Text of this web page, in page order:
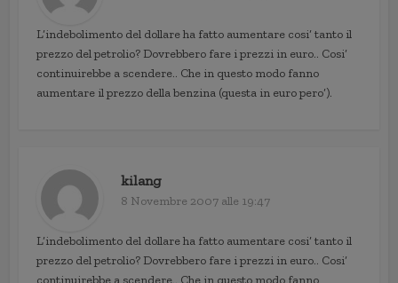
L’indebolimento del dollare ha fatto aumentare cosi’ tanto il
prezzo del petrolio? Dovrebbero fare i prezzi in euro.. Cosi’
continuirebbe a scendere.. Che in questo modo fanno
aumentare il prezzo della benzina (questa in euro pero’).
kilang
8 Novembre 2007 alle 19:47
L’indebolimento del dollare ha fatto aumentare cosi’ tanto il
prezzo del petrolio? Dovrebbero fare i prezzi in euro.. Cosi’
continuirebbe a scendere.. Che in questo modo fanno